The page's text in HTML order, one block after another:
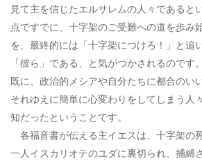
見て主を信じたエルサレムの人々であると
点ですでに、十字架のご受難への道を歩み
を、最終的には「十字架につけろ！」と追
「彼ら」である、と気がつかされるのです
既に、政治的メシアや自分たちに都合のい
それゆえに簡単に心変わりをしてしまう人
知だったということです。
各福音書が伝える主イエスは、十字架の
一人イスカリオテのユダに裏切られ、捕縛